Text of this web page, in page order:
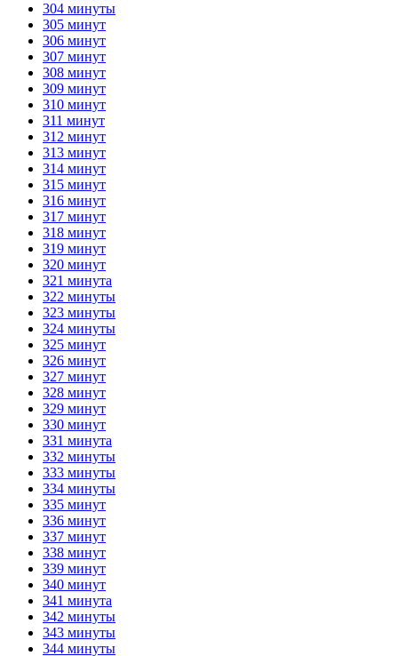
304 минуты
305 минут
306 минут
307 минут
308 минут
309 минут
310 минут
311 минут
312 минут
313 минут
314 минут
315 минут
316 минут
317 минут
318 минут
319 минут
320 минут
321 минута
322 минуты
323 минуты
324 минуты
325 минут
326 минут
327 минут
328 минут
329 минут
330 минут
331 минута
332 минуты
333 минуты
334 минуты
335 минут
336 минут
337 минут
338 минут
339 минут
340 минут
341 минута
342 минуты
343 минуты
344 минуты